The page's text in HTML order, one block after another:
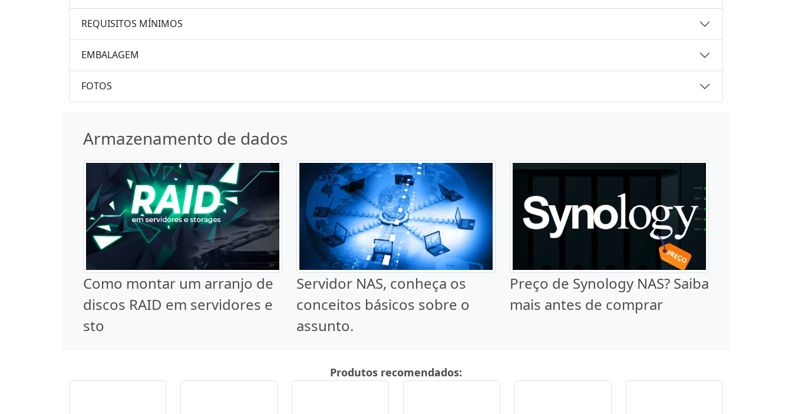
REQUISITOS MÍNIMOS
EMBALAGEM
FOTOS
Armazenamento de dados
Como montar um arranjo de
discos RAID em servidores e
sto
Servidor NAS, conheça os
conceitos básicos sobre o
assunto.
Preço de Synology NAS? Saiba
mais antes de comprar
Produtos recomendados: